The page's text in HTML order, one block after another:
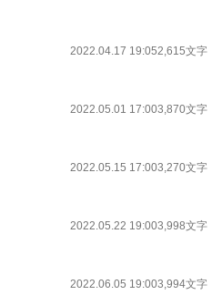
2022.04.17 19:052,615文字
2022.05.01 17:003,870文字
2022.05.15 17:003,270文字
2022.05.22 19:003,998文字
2022.06.05 19:003,994文字